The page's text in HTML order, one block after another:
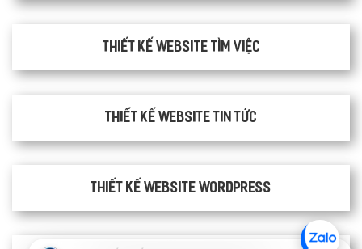
thiết kế website tìm việc
Thiết kế website tin tức
Thiết kế website WordPress